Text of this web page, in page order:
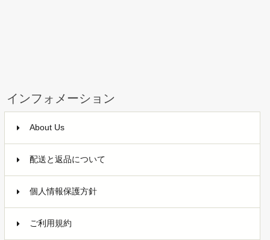
インフォメーション
About Us
配送と返品について
個人情報保護方針
ご利用規約